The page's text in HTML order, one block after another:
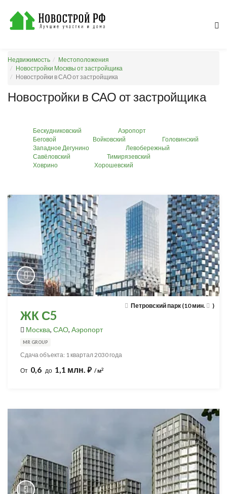
Недвижимость
Местоположения
Новостройки Москвы от застройщика
Новостройки в САО от застройщика
Новостройки в САО от застройщика
Бескудниковский
Аэропорт
Беговой
Войковский
Головинский
Западное Дегунино
Левобережный
Савёловский
Тимирязевский
Ховрино
Хорошевский
Петровский парк (10 мин. )
ЖК С5
Москва, САО, Аэропорт
MR GROUP
Сдача объекта: 1 квартал 2030 года
От 0,6 до 1,1 млн. ⃏ / м2